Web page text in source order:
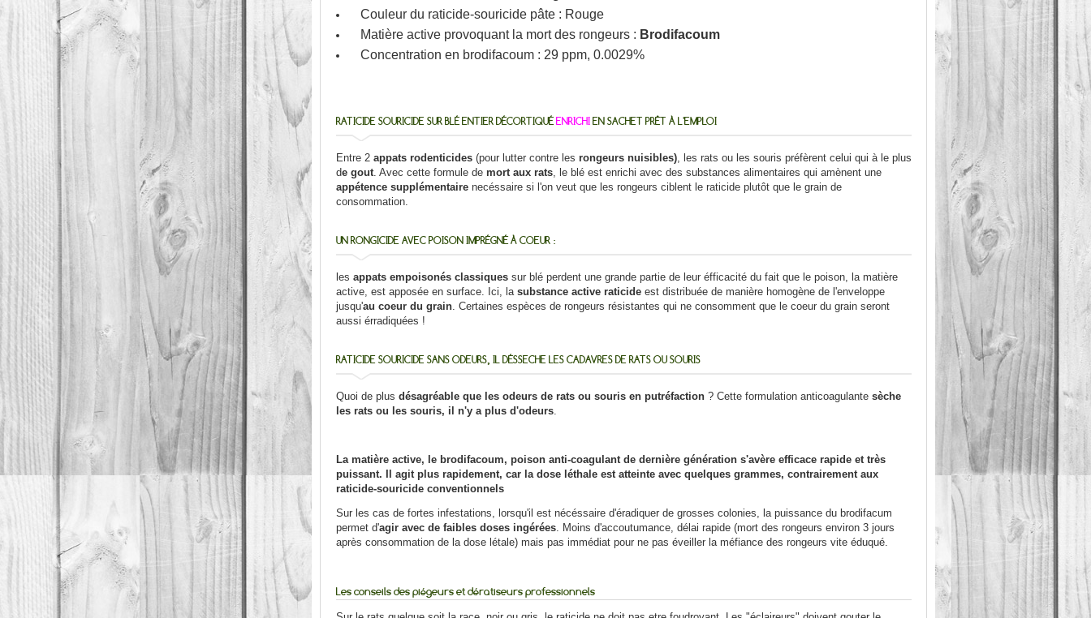
Couleur du raticide-souricide pâte : Rouge
Matière active provoquant la mort des rongeurs : Brodifacoum
Concentration en brodifacoum : 29 ppm, 0.0029%
RATICIDE SOURICIDE SUR BLÉ ENTIER DÉCORTIQUÉENRICHIEN SACHET PRÊT À L'EMPLOI
Entre 2 appats rodenticides(pour lutter contre les rongeurs nuisibles), les rats ou les souris préfèrent celui qui à le plus
de gout. Avec cette formule de mort aux rats, le blé est enrichi avec des substances alimentaires qui amènent une
appétence supplémentairenecéssaire si l'on veut que les rongeurs ciblent le raticide plutôt que le grain de
consommation.
UN RONGICIDE AVEC POISON IMPRÉGNÉ À COEUR :
les appats empoisonés classiquessur blé perdent une grande partie de leur éfficacité du fait que le poison, la matière
active, est apposée en surface. Ici, la substance active raticideest distribuée de manière homogène de l'enveloppe
jusqu'au coeur du grain. Certaines espèces de rongeurs résistantes qui ne consomment que le coeur du grain seront
aussi érradiquées !
RATICIDE SOURICIDE SANS ODEURS, IL DÉSSECHE LES CADAVRES DE RATS OU SOURIS
Quoi de plus désagréableque les odeurs de rats ou souris en putréfaction? Cette formulation anticoagulante sèche
les rats ou les souris, il n'y a plus d'odeurs.
La matière active, le brodifacoum, poison anti-coagulantde dernière génération s'avère efficace rapide et très
puissant. Il agit plus rapidement, car la dose léthale est atteinte avec quelques grammes, contrairement aux
raticide-souricide conventionnels
Sur les cas de fortes infestations, lorsqu'il est nécéssaire d'éradiquer de grosses colonies, la puissance du brodifacum
permet d'agir avec de faibles doses ingérées. Moins d'accoutumance, délai rapide (mort des rongeurs environ 3 jours
après consommation de la dose létale) mais pas immédiat pour ne pas éveiller la méfiance des rongeurs vite éduqué.
Les conseils des piégeurs et dératiseurs professionnels